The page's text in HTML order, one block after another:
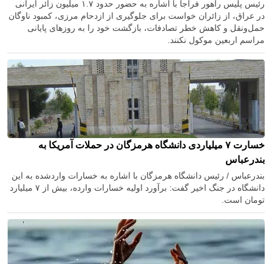
رئیس پلیس راهور فراجا با اشاره به حضور حدود ۱.۷ میلیون زائر ایرانی
در عراق، از زائران خواست برای جلوگیری از ازدحام مرزی، کمبود ناوگان
حمل‌ونقل و کاهش خطر تصادفات، بازگشت خود را به روزهای پایانی
مراسم اربعین موکول نکنند.
خسارت ۷ میلیاردی دانشگاه هرمزگان در حملات آمریکا به
بندرعباس
بندرعباس / رئیس دانشگاه هرمزگان با اشاره به خسارات واردشده به این
دانشگاه در جنگ اخیر گفت: برآورد اولیه خسارات وارده، بیش از ۷ میلیارد
تومان است.